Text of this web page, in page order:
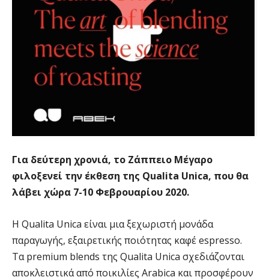
Για δεύτερη χρονιά, το Ζάππειο Μέγαρο
φιλοξενεί την έκθεση της Qualita Unica, που θα
λάβει χώρα 7-10 Φεβρουαρίου 2020.
Η Qualita Unica είναι μια ξεχωριστή μονάδα
παραγωγής, εξαιρετικής ποιότητας καφέ espresso.
Τα premium blends της Qualita Unica σχεδιάζονται
αποκλειστικά από ποικιλίες Arabica και προσφέρουν